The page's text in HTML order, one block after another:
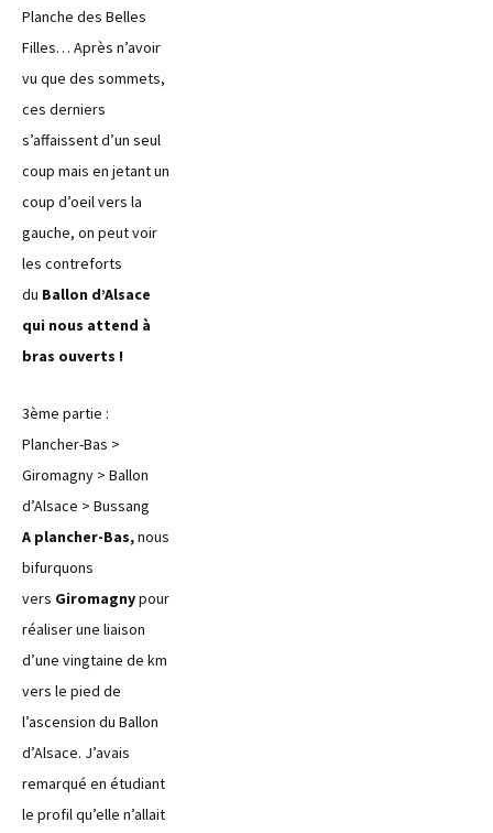
Planche des Belles
Filles… Après n’avoir
vu que des sommets,
ces derniers
s’affaissent d’un seul
coup mais en jetant un
coup d’oeil vers la
gauche, on peut voir
les contreforts
du Ballon d’Alsace
qui nous attend à
bras ouverts !
3ème partie :
Plancher-Bas >
Giromagny > Ballon
d’Alsace > Bussang
A plancher-Bas,nous
bifurquons
vers Giromagnypour
réaliser une liaison
d’une vingtaine de km
vers le pied de
l’ascension du Ballon
d’Alsace. J’avais
remarqué en étudiant
le profil qu’elle n’allait